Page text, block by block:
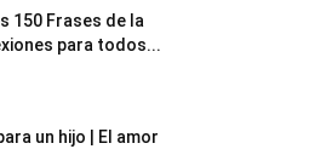
150 Frases de la
para todos...
un hijo | El amor